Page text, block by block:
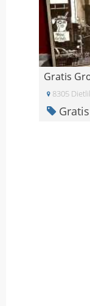
Gratis
8305
Gratis